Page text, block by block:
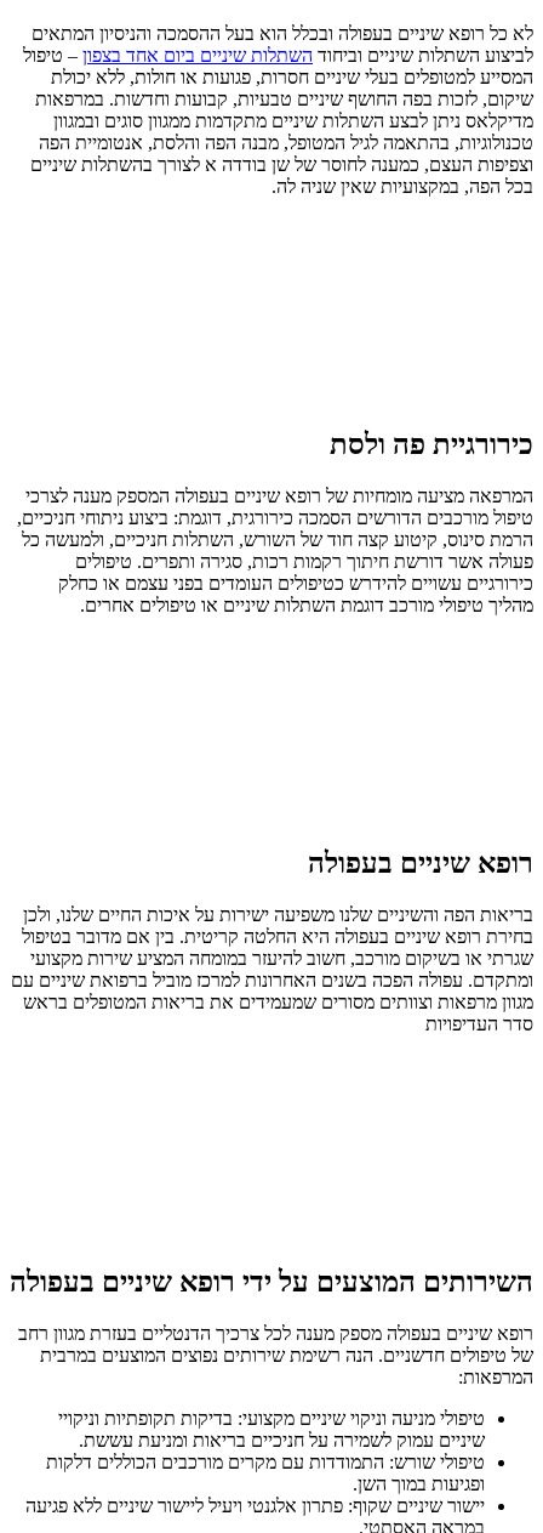
לא כל רופא שיניים בעפולה ובכלל הוא בעל ההסמכה והניסיון המתאים
לביצוע השתלות שיניים וביחוד השתלות שיניים ביום אחד בצפון – טיפול
המסייע למטופלים בעלי שיניים חסרות, פגועות או חולות, ללא יכולת
שיקום, לזכות בפה החושף שיניים טבעיות, קבועות וחדשות. במרפאות
מדיקלאס ניתן לבצע השתלות שיניים מתקדמות ממגוון סוגים ובמגוון
טכנולוגיות, בהתאמה לגיל המטופל, מבנה הפה והלסת, אנטומיית הפה
וצפיפות העצם, כמענה לחוסר של שן בודדה א לצורך בהשתלות שיניים
בכל הפה, במקצועיות שאין שניה לה.
כירורגיית פה ולסת
המרפאה מציעה מומחיות של רופא שיניים בעפולה המספק מענה לצרכי
טיפול מורכבים הדורשים הסמכה כירורגית, דוגמת: ביצוע ניתוחי חניכיים,
הרמת סינוס, קיטוע קצה חוד של השורש, השתלות חניכיים, ולמעשה כל
פעולה אשר דורשת חיתוך רקמות רכות, סגירה ותפרים. טיפולים
כירורגיים עשויים להידרש כטיפולים העומדים בפני עצמם או כחלק
מהליך טיפולי מורכב דוגמת השתלות שיניים או טיפולים אחרים.
רופא שיניים בעפולה
בריאות הפה והשיניים שלנו משפיעה ישירות על איכות החיים שלנו, ולכן
בחירת רופא שיניים בעפולה היא החלטה קריטית. בין אם מדובר בטיפול
שגרתי או בשיקום מורכב, חשוב להיעזר במומחה המציע שירות מקצועי
ומתקדם. עפולה הפכה בשנים האחרונות למרכז מוביל ברפואת שיניים עם
מגוון מרפאות וצוותים מסורים שמעמידים את בריאות המטופלים בראש
סדר העדיפויות
השירותים המוצעים על ידי רופא שיניים בעפולה
רופא שיניים בעפולה מספק מענה לכל צרכיך הדנטליים בעזרת מגוון רחב
של טיפולים חדשניים. הנה רשימת שירותים נפוצים המוצעים במרבית
המרפאות:
טיפולי מניעה וניקוי שיניים מקצועי: בדיקות תקופתיות וניקויי
שיניים עמוק לשמירה על חניכיים בריאות ומניעת עששת.
טיפולי שורש: התמודדות עם מקרים מורכבים הכוללים דלקות
ופגיעות במוך השן.
יישור שיניים שקוף: פתרון אלגנטי ויעיל ליישור שיניים ללא פגיעה
במראה האסתטי.